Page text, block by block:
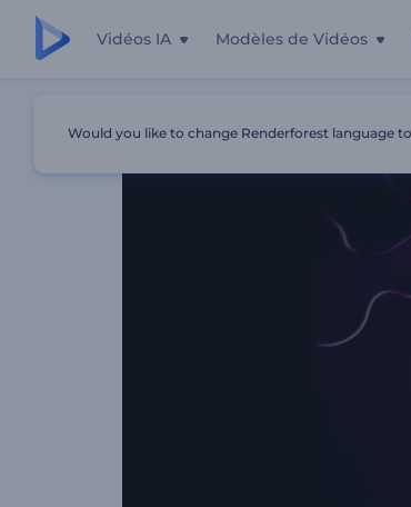
Vidéos IA Modèles de Vidéos
Would you like to change Renderforest language